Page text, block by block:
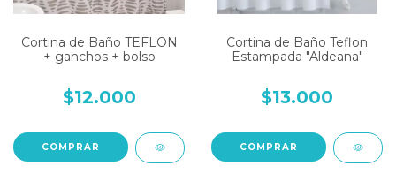
Cortina de Baño TEFLON
+ ganchos + bolso
$12.000
COMPRAR
Cortina de Baño Teflon
Estampada "Aldeana"
$13.000
COMPRAR